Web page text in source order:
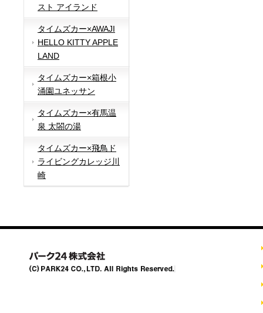
スト アイランド
タイムズカー×AWAJI
HELLO KITTY APPLE
LAND
タイムズカー×箱根小
涌園ユネッサン
タイムズカー×有馬温
泉 太閤の湯
タイムズカー×飛鳥ド
ライビングカレッジ川
崎